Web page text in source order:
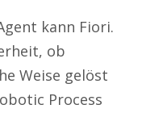
kann Fiori.
ob
Weise gelöst
Process